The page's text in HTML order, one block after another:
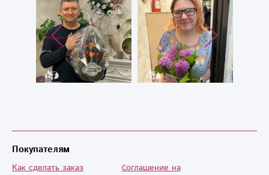
Покупателям
Как сделать заказ
Cоглашение на